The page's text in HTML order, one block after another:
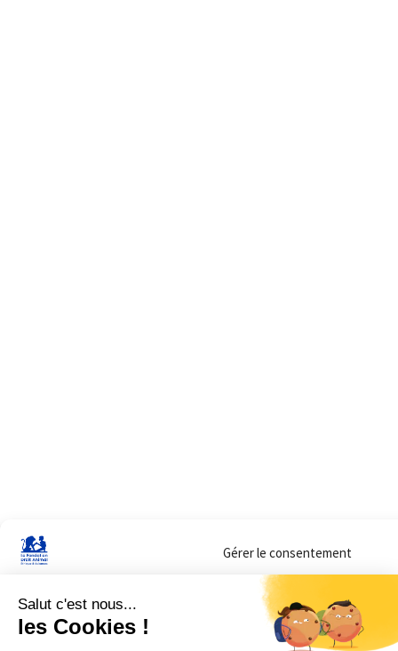
Gérer le consentement
Sur ce site, nous utilisons des cookies pour mesurer notre audience et vous
lorsque vous y consentez. Vous pouvez sélectionner ceux que vous autorisez
navigation.